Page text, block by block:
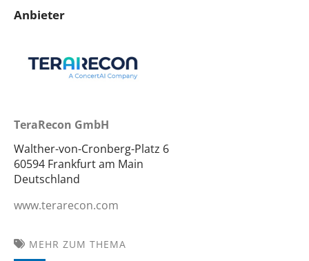
Anbieter
TeraRecon GmbH
Walther-von-Cronberg-Platz 6
60594 Frankfurt am Main
Deutschland
www.terarecon.com
MEHR ZUM THEMA